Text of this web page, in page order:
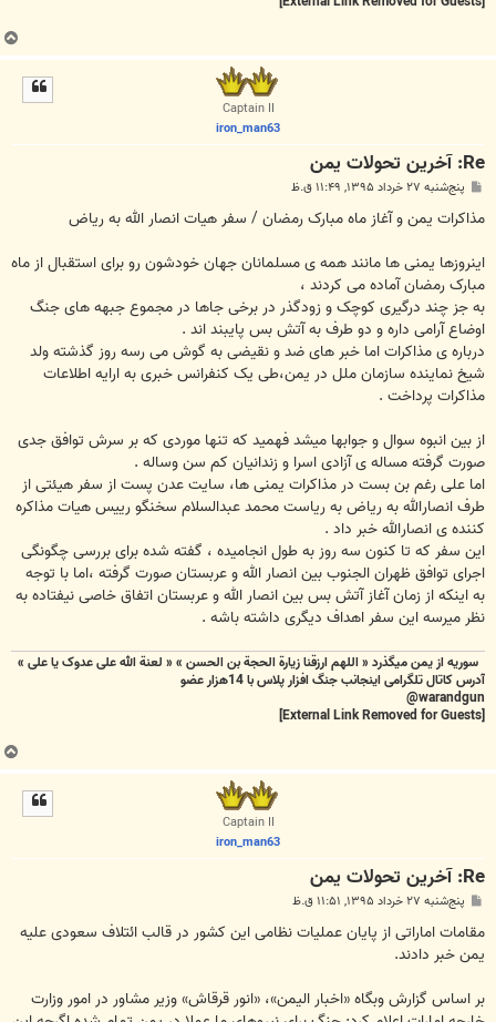
ب
ا
Captain II
iron_man63
Re: آخرین تحولات یمن
پ
ت
پنج‌شنبه ۲۷ خرداد ۱۳۹۵, ۱۱:۴۹ ق.ظ
مذاکرات یمن و آغاز ماه مبارک رمضان / سفر هیات انصار الله به ریاض
اینروزها یمنی ها مانند همه ی مسلمانان جهان خودشون رو برای استقبال از ماه
مبارک رمضان آماده می کردند ،
به جز چند درگیری کوچک و زودگذر در برخی جاها در مجموع جبهه های جنگ
اوضاع آرامی داره و دو طرف به آتش بس پایبند اند .
درباره ی مذاکرات اما خبر های ضد و نقیضی به گوش می رسه روز گذشته ولد
شیخ نماینده سازمان ملل در یمن،طی یک کنفرانس خبری به ارایه اطلاعات
مذاکرات پرداخت .
از بین انبوه سوال و جوابها میشد فهمید که تنها موردی که بر سرش توافق جدی
صورت گرفته مساله ی آزادی اسرا و زندانیان کم سن وساله .
اما علی رغم بن بست در مذاکرات یمنی ها، سایت عدن پست از سفر هیئتی از
طرف انصارالله به ریاض به ریاست محمد عبدالسلام سخنگو رییس هیات مذاکره
کننده ی انصارالله خبر داد .
این سفر که تا کنون سه روز به طول انجامیده ، گفته شده برای بررسی چگونگی
اجرای توافق ظهران الجنوب بین انصار الله و عربستان صورت گرفته ،اما با توجه
به اینکه از زمان آغاز آتش بس بین انصار الله و عربستان اتفاق خاصی نیفتاده به
نظر میرسه این سفر اهداف دیگری داشته باشه .
سوریه از یمن میگذرد « اللهم ارزقنا زيارة الحجة بن الحسن » « لعنة الله علی عدوک یا علی »
آدرس کاتال تلگرامی اینجانب جنگ افزار پلاس با 14هزار عضو
warandgun@
ب
ا
Captain II
iron_man63
Re: آخرین تحولات یمن
پ
ت
پنج‌شنبه ۲۷ خرداد ۱۳۹۵, ۱۱:۵۱ ق.ظ
مقامات اماراتی از پایان عملیات نظامی این کشور در قالب ائتلاف سعودی علیه
یمن خبر دادند.
بر اساس گزارش وبگاه «اخبار‌ الیمن»، «انور قرقاش» وزیر مشاور در امور وزارت